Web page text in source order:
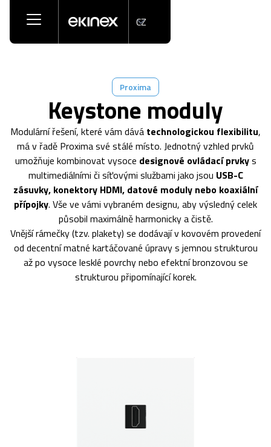
CZ
Proxima
Keystone moduly
Modulární řešení, které vám dává technologickou flexibilitu,
má v řadě Proxima své stálé místo. Jednotný vzhled prvků
umožňuje kombinovat vysoce designové ovládací prvkys
multimediálními či síťovými službami jako jsou USB-C
zásuvky, konektory HDMI, datové moduly nebo koaxiální
přípojky. Vše ve vámi vybraném designu, aby výsledný celek
působil maximálně harmonicky a čistě.
Vnější rámečky (tzv. plakety) se dodávají v kovovém provedení
od decentní matné kartáčované úpravy s jemnou strukturou
až po vysoce lesklé povrchy nebo efektní bronzovou se
strukturou připomínající korek.